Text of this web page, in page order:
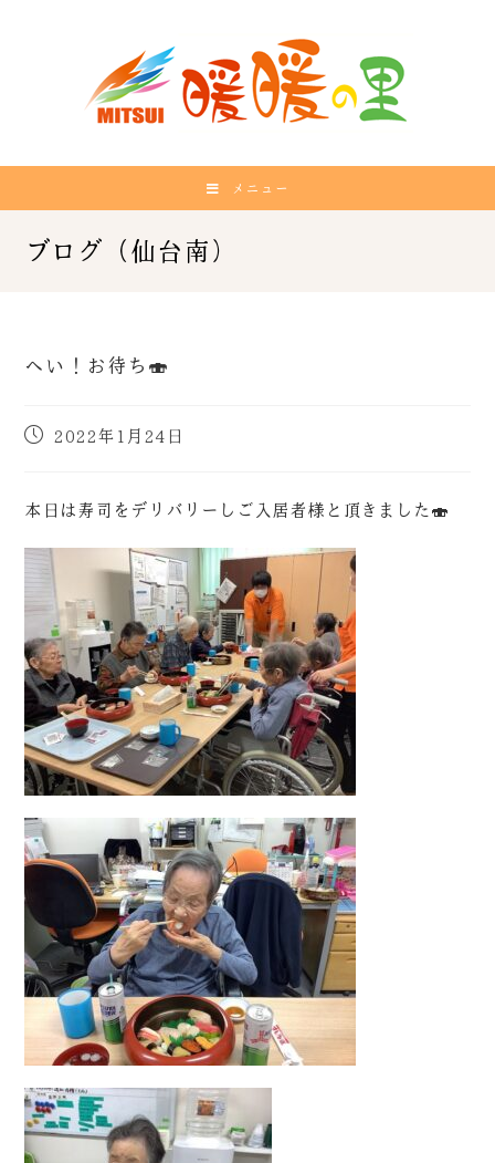
メニュー
へい！お待ち🍣
2022年1月24日
本日は寿司をデリバリーしご入居者様と頂きました🍣